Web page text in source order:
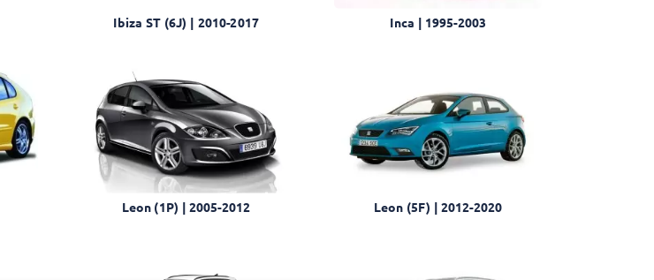
Ibiza ST (6J) | 2010-2017 Inca | 1995-2003
Leon (1P) | 2005-2012 Leon (5F) | 2012-2020